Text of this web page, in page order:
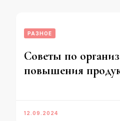
РАЗНОЕ
Советы по
повышения
12.09.2024